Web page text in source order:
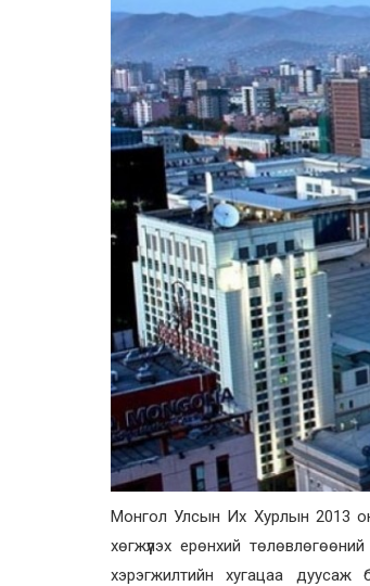
Монгол Улсын Их Хурлын 2013
хөгжүүлэх ерөнхий
хэрэгжилтийн хугацаа дуусаж